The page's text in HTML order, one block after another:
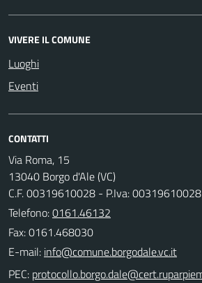
VIVERE IL COMUNE
Luoghi
Eventi
CONTATTI
Via Roma, 15
13040 Borgo d'Ale (VC)
C.F. 00319610028 - P.Iva: 00319610028
Telefono:0161.46132
Fax: 0161.468030
E-mail:
PEC: